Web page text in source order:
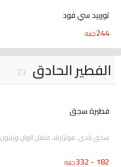
توربيد سي فود
244جنيه
الفطير الحادق 23
فطيرة سجق
سجق بلدى، موتزاريلا، فلفل الوان وزيتون
182 - 332 جنيه